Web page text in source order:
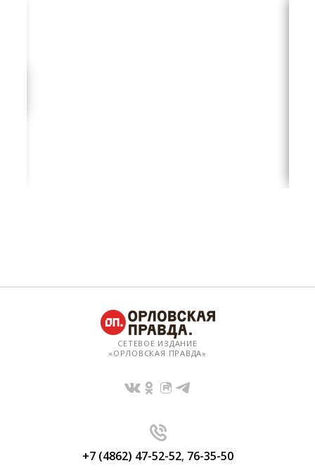
СЕТЕВОЕ ИЗДАНИЕ
«ОРЛОВСКАЯ ПРАВДА»
+7 (4862) 47-52-52, 76-35-50